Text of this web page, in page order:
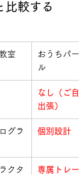
比較する
室
おうちパー
ル
なし（ご自
出張）
グラ
個別設計
クタ
専属トレー